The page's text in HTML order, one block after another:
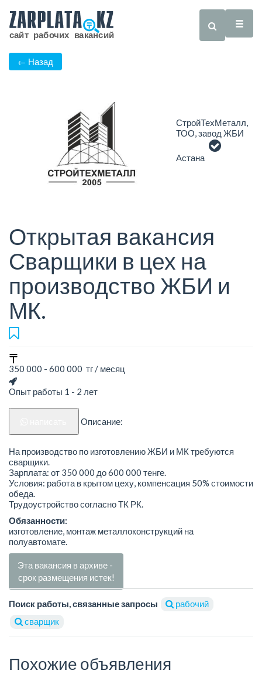
← Назад
СтройТехМеталл,
ТОО, завод ЖБИ
Астана
Открытая вакансия
Сварщики в цех на
производство ЖБИ и
МК.
350 000 - 600 000 тг / месяц
Опыт работы 1 - 2 лет
Описание:
На производство по изготовлению ЖБИ и МК требуются
сварщики.
Зарплата: от 350 000 до 600 000 тенге.
Условия: работа в крытом цеху, компенсация 50% стоимости
обеда.
Трудоустройство согласно ТК РК.
Обязанности:
изготовление, монтаж металлоконструкций на
полуавтомате.
Эта вакансия в архиве -
срок размещения истек!
Поиск работы, связанные запросы
рабочий
сварщик
Похожие объявления